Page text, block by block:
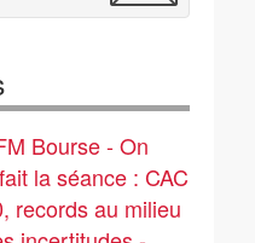
Bourse - On
la séance : CAC
records au milieu